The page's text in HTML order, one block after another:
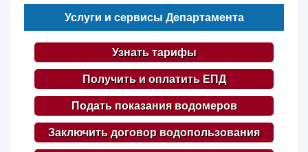
Услуги и сервисы Департамента
Узнать тарифы
Получить и оплатить ЕПД
Подать показания водомеров
Заключить договор водопользования